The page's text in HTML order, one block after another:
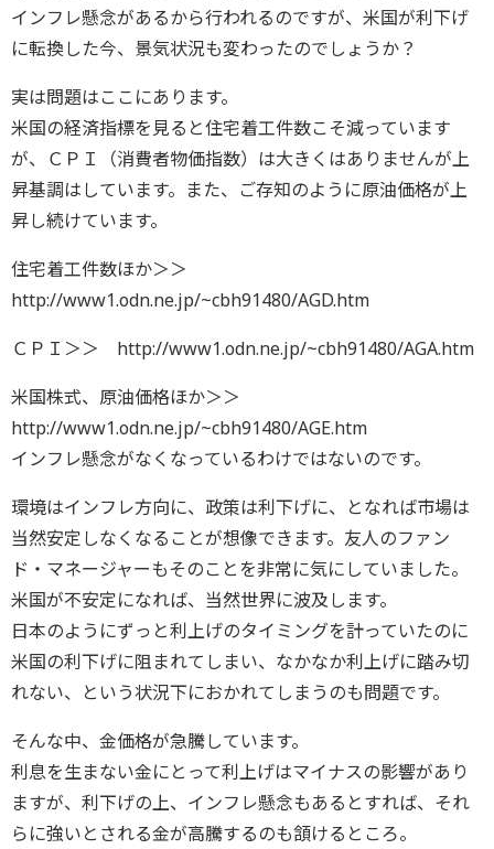
インフレ懸念があるから行われるのですが、米国が利下げ
に転換した今、景気状況も変わったのでしょうか？
実は問題はここにあります。
米国の経済指標を見ると住宅着工件数こそ減っています
が、ＣＰＩ（消費者物価指数）は大きくはありませんが上
昇基調はしています。また、ご存知のように原油価格が上
昇し続けています。
住宅着工件数ほか＞＞
http://www1.odn.ne.jp/~cbh91480/AGD.htm
ＣＰＩ＞＞ http://www1.odn.ne.jp/~cbh91480/AGA.htm
米国株式、原油価格ほか＞＞
http://www1.odn.ne.jp/~cbh91480/AGE.htm
インフレ懸念がなくなっているわけではないのです。
環境はインフレ方向に、政策は利下げに、となれば市場は
当然安定しなくなることが想像できます。友人のファン
ド・マネージャーもそのことを非常に気にしていました。
米国が不安定になれば、当然世界に波及します。
日本のようにずっと利上げのタイミングを計っていたのに
米国の利下げに阻まれてしまい、なかなか利上げに踏み切
れない、という状況下におかれてしまうのも問題です。
そんな中、金価格が急騰しています。
利息を生まない金にとって利上げはマイナスの影響があり
ますが、利下げの上、インフレ懸念もあるとすれば、それ
らに強いとされる金が高騰するのも頷けるところ。